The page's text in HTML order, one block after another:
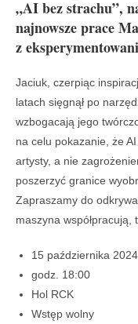
„AI bez strachu”,
najnowsze prace
z
Jaciuk, czerpiąc
latach sięgnął po
wzbogacają jego
na celu pokazanie, że
artysty, a nie
poszerzyć granice
Zapraszamy do
maszyna współpracują,
15 października
godz. 18:00
Hol RCK
Wstęp wolny